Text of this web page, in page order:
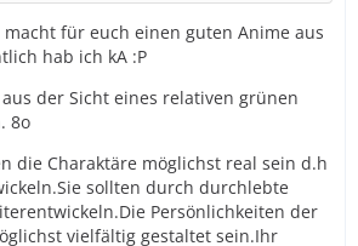
macht für euch einen guten Anime aus
hab ich kA :P
der Sicht eines relativen grünen
8o
die Charaktäre möglichst real sein d.h
sollten durch durchlebte
Persönlichkeiten der
vielfältig gestaltet sein.Ihr